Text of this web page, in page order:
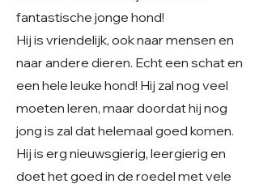
fantastische jonge hond!
Hij is vriendelijk, ook naar mensen en
naar andere dieren. Echt een schat en
een hele leuke hond! Hij zal nog veel
moeten leren, maar doordat hij nog
jong is zal dat helemaal goed komen.
Hij is erg nieuwsgierig, leergierig en
doet het goed in de roedel met vele